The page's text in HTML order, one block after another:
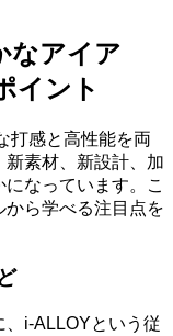
なアイア
イント
打感と高性能を両
素材、新設計、加
なっています。こ
から学べる注目点を
i-ALLOYという従